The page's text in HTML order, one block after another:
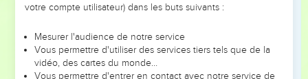
Mais des jours viendront où l'époux leur sera ôté ; alors ils
Il leur dit aussi une parabole : Personne ne met une pièce
d'un habit neuf à un vieil habit ; autrement, le neuf déchire le
vieux, et la pièce prise du neuf ne s'accorde pas avec le
votre compte utilisateur) dans les buts suivants :
Mesurer l'audience de notre service
Vous permettre d'utiliser des services tiers tels que de la
vidéo, des cartes du monde…
Vous permettre d'entrer en contact avec notre service de